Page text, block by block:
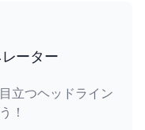
ーター
立つヘッドライン
！